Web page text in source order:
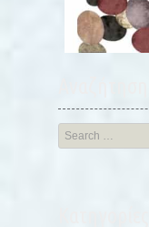
Search
for: